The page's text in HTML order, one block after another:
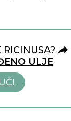
ULJE